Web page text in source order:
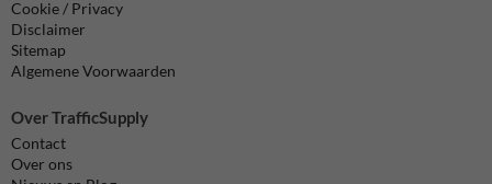
Cookie / Privacy
Disclaimer
Sitemap
Algemene Voorwaarden
Over TrafficSupply
Contact
Over ons